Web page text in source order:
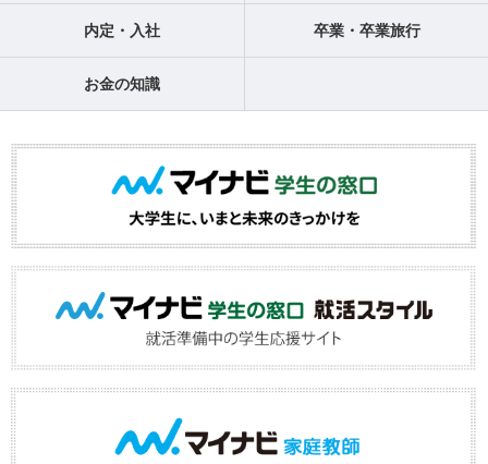
内定・入社 卒業・卒業旅行
お金の知識